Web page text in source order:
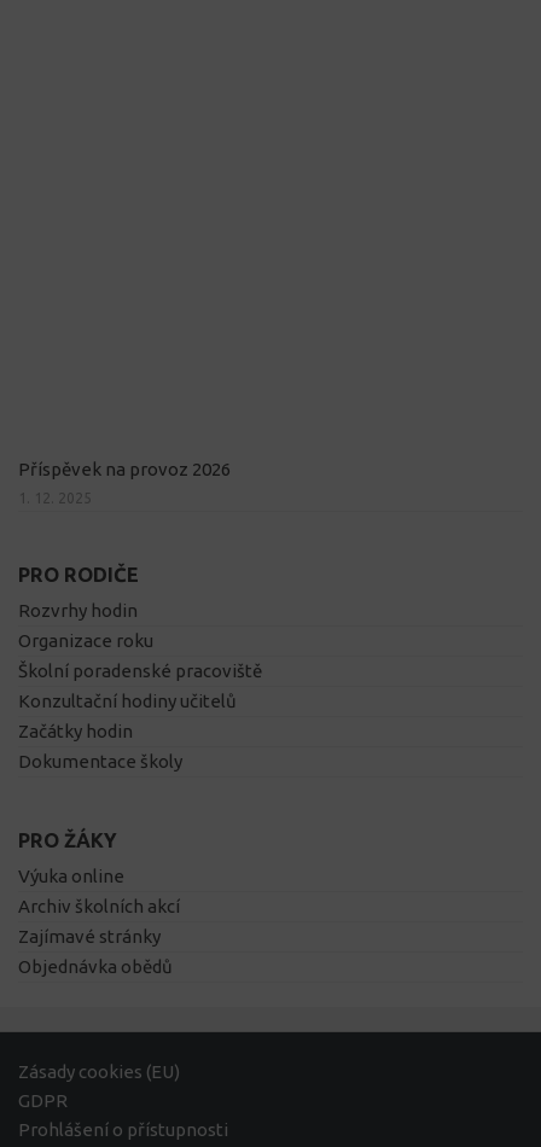
Příspěvek na provoz 2026
1. 12. 2025
PRO RODIČE
Rozvrhy hodin
Organizace roku
Školní poradenské pracoviště
Konzultační hodiny učitelů
Začátky hodin
Dokumentace školy
PRO ŽÁKY
Výuka online
Archiv školních akcí
Zajímavé stránky
Objednávka obědů
Zásady cookies (EU)
GDPR
Prohlášení o přístupnosti